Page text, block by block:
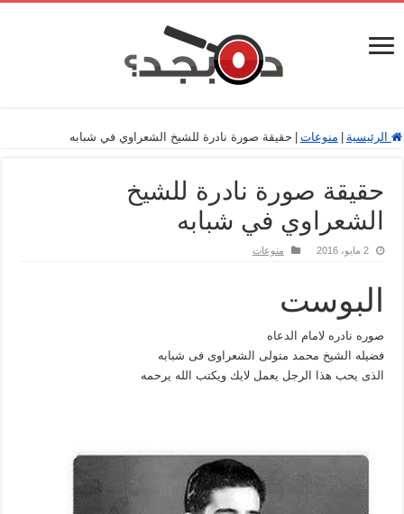
الرئيسية منوعات حقيقة صورة نادرة للشيخ الشعراوي في شبابه
حقيقة صورة نادرة للشيخ
الشعراوي في شبابه
2 مايو، 2016 منوعات
البوست
صوره نادره لامام الدعاه
فضيله الشيخ محمد متولى الشعراوى فى شبابه
الذى يحب هذا الرجل يعمل لايك ويكتب الله يرحمه